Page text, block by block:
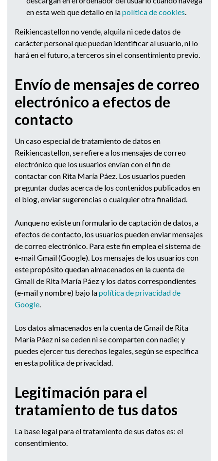
en esta web que detallo en lapolítica de cookies.
Reikiencastellon no vende, alquila ni cede datos de
carácter personal que puedan identificar al usuario, ni lo
hará en el futuro, a terceros sin el consentimiento previo.
Envío de mensajes de correo
electrónico a efectos de
contacto
Un caso especial de tratamiento de datos en
Reikiencastellon, se refiere a los mensajes de correo
electrónico que los usuarios envían con el fin de
contactar con Rita María Páez. Los usuarios pueden
preguntar dudas acerca de los contenidos publicados en
el blog, enviar sugerencias o cualquier otra finalidad.
Aunque no existe un formulario de captación de datos, a
efectos de contacto, los usuarios pueden enviar mensajes
de correo electrónico. Para este fin emplea el sistema de
e-mail Gmail (Google). Los mensajes de los usuarios con
este propósito quedan almacenados en la cuenta de
Gmail de Rita María Páez y los datos correspondientes
(e-mail y nombre) bajo lapolítica de privacidad de
Google.
Los datos almacenados en la cuenta de Gmail de Rita
María Páez ni se ceden ni se comparten con nadie; y
puedes ejercer tus derechos legales, según se especifica
en esta política de privacidad.
Legitimación para el
tratamiento de tus datos
La base legal para el tratamiento de sus datos es: el
consentimiento.